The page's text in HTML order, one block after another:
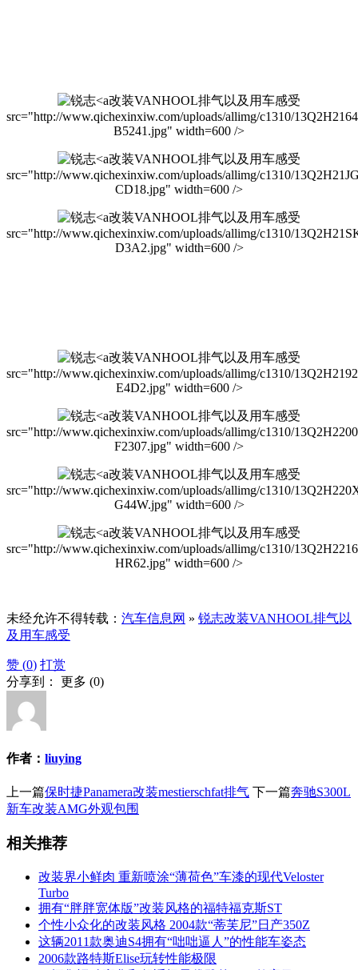
改装VANHOOL排气以及用车感受
src="http://www.qichexinxiw.com/uploads/allimg/c1310/
B5241.jpg" width=600 />
改装VANHOOL排气以及用车感受
src="http://www.qichexinxiw.com/uploads/allimg/c1310/
CD18.jpg" width=600 />
改装VANHOOL排气以及用车感受
src="http://www.qichexinxiw.com/uploads/allimg/c1310/
D3A2.jpg" width=600 />
改装VANHOOL排气以及用车感受
src="http://www.qichexinxiw.com/uploads/allimg/c1310/
E4D2.jpg" width=600 />
改装VANHOOL排气以及用车感受
src="http://www.qichexinxiw.com/uploads/allimg/c1310/
F2307.jpg" width=600 />
改装VANHOOL排气以及用车感受
src="http://www.qichexinxiw.com/uploads/allimg/c1310/
G44W.jpg" width=600 />
改装VANHOOL排气以及用车感受
src="http://www.qichexinxiw.com/uploads/allimg/c1310/
HR62.jpg" width=600 />
未经允许不得转载： 汽车信息网 » 锐志改装VANHOOL排气以
及用车感受
赞 (0) 打赏
分享到： 更多 (0)
作者： liuying
上一篇保时捷Panamera改装mestierschfat排气 下一篇奔驰S300L
新车改装AMG外观包围
相关推荐
改装界小鲜肉 重新喷涂“薄荷色”车漆的现代Veloster
Turbo
拥有“胖胖宽体版”改装风格的福特福克斯ST
个性小众化的改装风格 2004款“蒂芙尼”日产350Z
这辆2011款奥迪S4拥有“咄咄逼人”的性能车姿态
2006款路特斯Elise玩转性能极限